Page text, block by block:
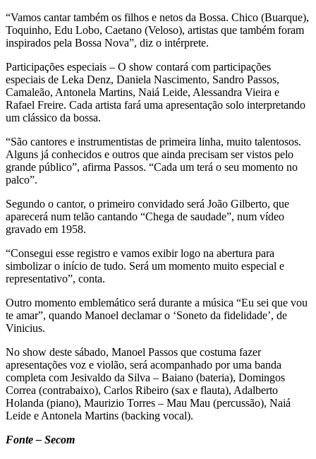
“Vamos cantar também os filhos e netos da Bossa. Chico (Buarque),
Toquinho, Edu Lobo, Caetano (Veloso), artistas que também foram
inspirados pela Bossa Nova”, diz o intérprete.
Participações especiais – O show contará com participações
especiais de Leka Denz, Daniela Nascimento, Sandro Passos,
Camaleão, Antonela Martins, Naiá Leide, Alessandra Vieira e
Rafael Freire. Cada artista fará uma apresentação solo interpretando
um clássico da bossa.
“São cantores e instrumentistas de primeira linha, muito talentosos.
Alguns já conhecidos e outros que ainda precisam ser vistos pelo
grande público”, afirma Passos. “Cada um terá o seu momento no
palco”.
Segundo o cantor, o primeiro convidado será João Gilberto, que
aparecerá num telão cantando “Chega de saudade”, num vídeo
gravado em 1958.
“Consegui esse registro e vamos exibir logo na abertura para
simbolizar o início de tudo. Será um momento muito especial e
representativo”, conta.
Outro momento emblemático será durante a música “Eu sei que vou
te amar”, quando Manoel declamar o ‘Soneto da fidelidade’, de
Vinicius.
No show deste sábado, Manoel Passos que costuma fazer
apresentações voz e violão, será acompanhado por uma banda
completa com Jesivaldo da Silva – Baiano (bateria), Domingos
Correa (contrabaixo), Carlos Ribeiro (sax e flauta), Adalberto
Holanda (piano), Maurizio Torres – Mau Mau (percussão), Naiá
Leide e Antonela Martins (backing vocal).
Fonte – Secom